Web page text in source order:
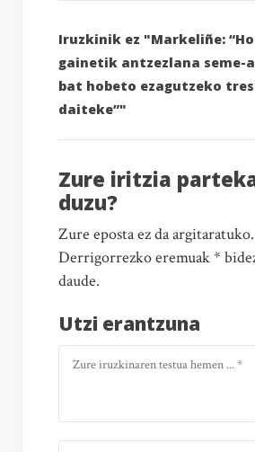
Iruzkinik ez "Markeliñe:
gainetik antzezlana seme-
bat hobeto ezagutzeko
daiteke”"
Zure iritzia
duzu?
Zure eposta ez da argitaratuko.
Derrigorrezko eremuak *
daude.
Utzi erantzuna